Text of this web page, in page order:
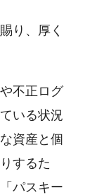
り、厚く
不正ログ
いる状況
資産と個
するた
パスキー